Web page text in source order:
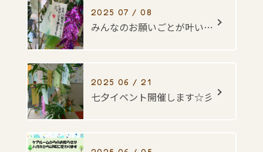
2025 07 / 08
みんなのお願いごとが叶いますように・・・☆彡
2025 06 / 21
七夕イベント開催します☆彡